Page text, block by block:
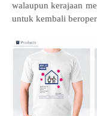
walaupun kerajaan
untuk kembali